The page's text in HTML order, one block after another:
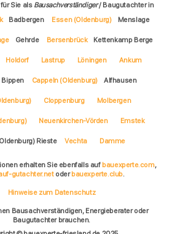
Sie als Bausachverständiger/ Baugutachter in
Badbergen Essen (Oldenburg) Menslage
Gehrde Bersenbrück Kettenkamp Berge
Holdorf Lastrup Löningen Ankum
Bippen Cappeln (Oldenburg) Alfhausen
Cloppenburg Molbergen
Neuenkirchen-Vörden Emstek
Rieste Vechta Damme
erhalten Sie ebenfalls auf bauexperte.com,
gutachter.netoderbauexperte.club.
Hinweise zum Datenschutz
Bausachverständigen, Energieberater oder
Baugutachter brauchen.